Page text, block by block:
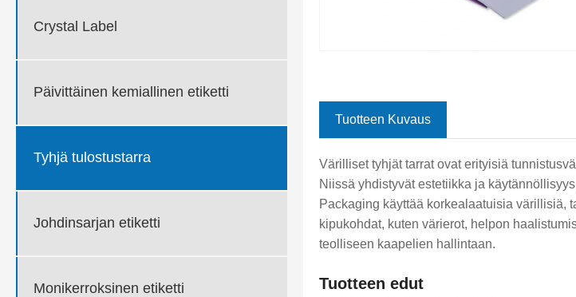
Crystal Label
Päivittäinen kemiallinen etiketti
Tyhjä tulostustarra
Johdinsarjan etiketti
Monikerroksinen etiketti
Tuotteen Kuvaus
Värilliset tyhjät tarrat ovat erityisiä
Niissä yhdistyvät estetiikka ja
Packaging käyttää korkealaatuisia värillisiä,
kipukohdat, kuten värierot, helpon
teolliseen kaapelien hallintaan.
Tuotteen edut